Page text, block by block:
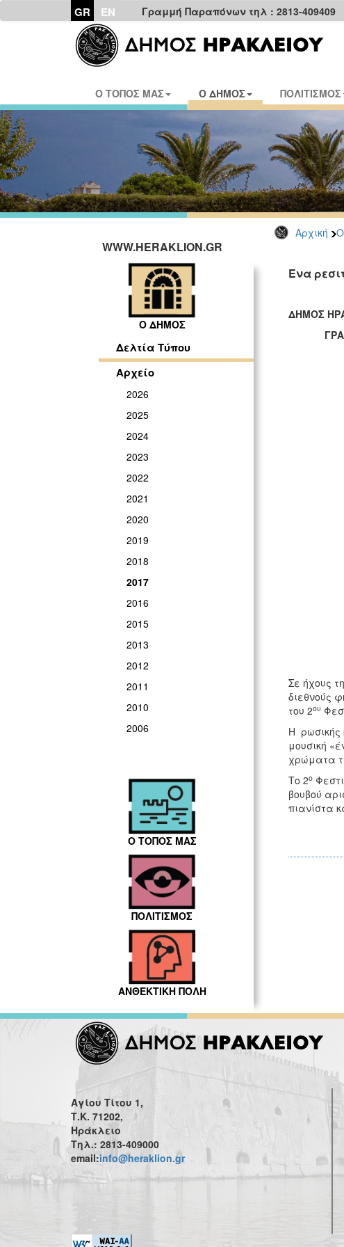
GR EN Γραμμή Παραπόνων τηλ : 2813-409409
Ο ΤΟΠΟΣ ΜΑΣ Ο ΔΗΜΟΣ ΠΟΛΙΤΙΣΜΟΣ
Αρχική
WWW.HERAKLION.GR
Ο ΔΗΜΟΣ
Δελτία Τύπου
Αρχείο
2026
2025
2024
2023
2022
2021
2020
2019
2018
2017
2016
2015
2013
2012
2011
2010
2006
Ο ΤΟΠΟΣ ΜΑΣ
ΠΟΛΙΤΙΣΜΟΣ
ΑΝΘΕΚΤΙΚΗ ΠΟΛΗ
Ένα
ΔΗΜΟΣ
Σε ήχους
διεθνούς
του 2ου
Η ρωσικής
μουσική
χρώματα
Το 2ο
βουβού
πιανίστα
Αγίου Τίτου 1,
Τ.Κ. 71202,
Ηράκλειο
Τηλ.: 2813-409000
email:info@heraklion.gr